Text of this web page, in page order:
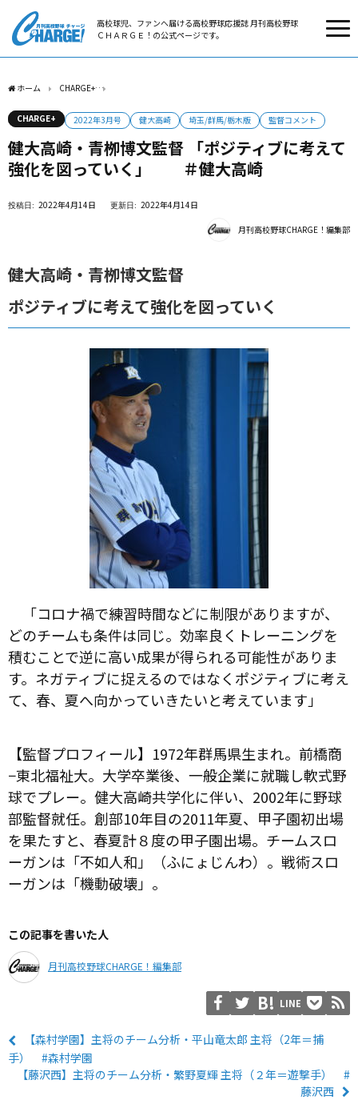
高校球児、ファンへ届ける高校野球応援誌 月刊高校野球
ＣＨＡＲＧＥ！の公式ページです。
ホーム CHARGE+
CHARGE+ 2022年3月号 健大高崎 埼玉/群馬/栃木版 監督コメント
健大高崎・青栁博文監督 「ポジティブに考えて
強化を図っていく」 ＃健大高崎
2022年4月14日 2022年4月14日
月刊高校野球CHARGE！編集部
健大高崎・青栁博文監督
ポジティブに考えて強化を図っていく
「コロナ禍で練習時間などに制限がありますが、
どのチームも条件は同じ。効率良くトレーニングを
積むことで逆に高い成果が得られる可能性がありま
す。ネガティブに捉えるのではなくポジティブに考え
て、春、夏へ向かっていきたいと考えています」
【監督プロフィール】1972年群馬県生まれ。前橋商
−東北福祉大。大学卒業後、一般企業に就職し軟式野
球でプレー。健大高崎共学化に伴い、2002年に野球
部監督就任。創部10年目の2011年夏、甲子園初出場
を果たすと、春夏計８度の甲子園出場。チームスロ
ーガンは「不如人和」（ふにょじんわ）。戦術スロ
ーガンは「機動破壊」。
この記事を書いた人
月刊高校野球CHARGE！編集部
LINE
【森村学園】主将のチーム分析・平山竜太郎 主将（2年＝捕
手） #森村学園
【藤沢西】主将のチーム分析・繁野夏輝 主将（２年＝遊撃手） #
藤沢西